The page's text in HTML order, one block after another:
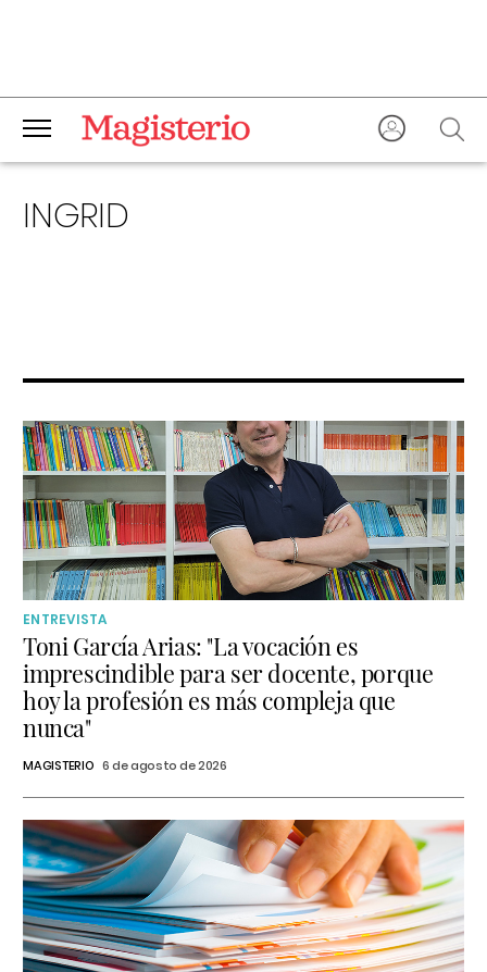
INGRID
ENTREVISTA
Toni García Arias: "La vocación es
imprescindible para ser docente, porque
hoy la profesión es más compleja que
nunca"
MAGISTERIO 6 de agosto de 2026